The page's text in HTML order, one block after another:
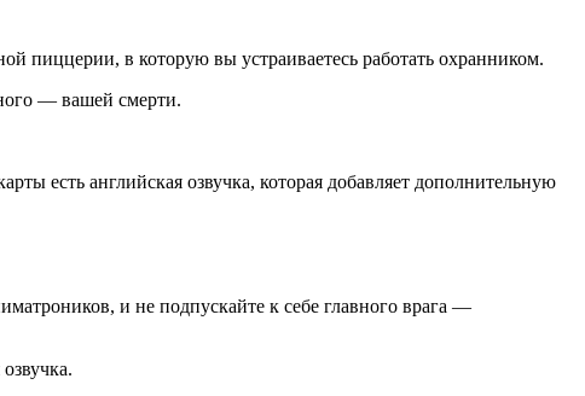
пиццерии, в которую вы устраиваетесь работать охранником.
— вашей смерти.
есть английская озвучка, которая добавляет дополнительную
и не подпускайте к себе главного врага —